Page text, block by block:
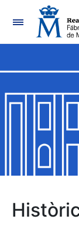
Mostra/
Mostra/
Mostra/